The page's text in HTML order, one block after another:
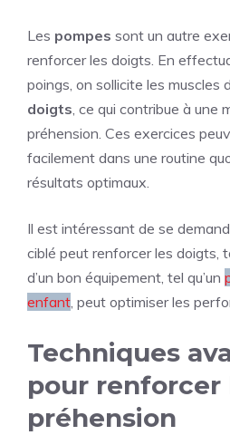
Les pompes sont un autre
renforcer les doigts. En
poings, on sollicite les muscles
doigts, ce qui contribue à une
préhension. Ces exercices
facilement dans une routine
résultats optimaux.
Il est intéressant de se
ciblé peut renforcer les doigts,
d’un bon équipement, tel qu’un
enfant, peut optimiser les
Techniques
pour renforcer
préhension